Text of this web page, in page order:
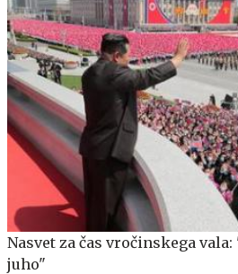
Nasvet za čas vročinskega
juho"